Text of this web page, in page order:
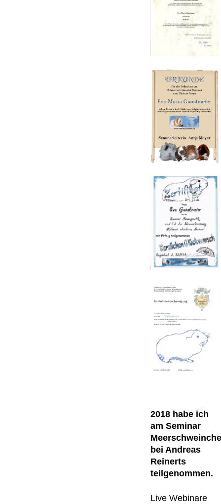
2018 habe ich
am Seminar
bei Andreas
Reinerts
teilgenommen.
Live Webinare